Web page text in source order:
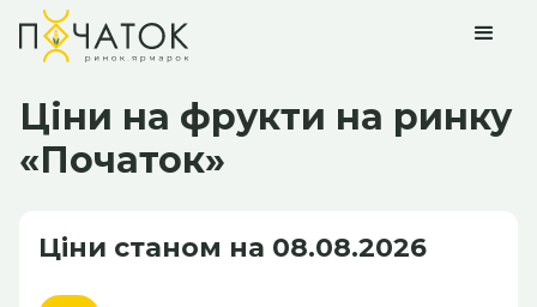
Ціни на фрукти на ринку
«Початок»
Ціни станом на 08.08.2026